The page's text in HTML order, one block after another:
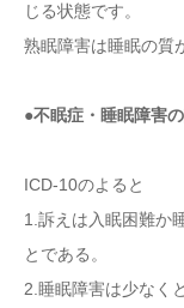
じる状態です。
熟眠障害は睡眠の質
●不眠症・睡眠障害
ICD-10のよると
1.訴えは入眠困難か
とである。
2.睡眠障害は少なく